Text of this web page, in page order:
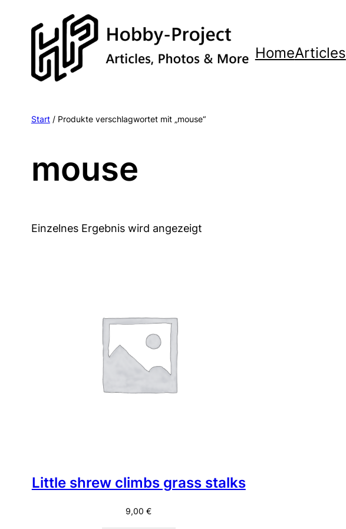
Inhalt
springen
HomeArticles
Start/ Produkte verschlagwortet mit „mouse“
mouse
Einzelnes Ergebnis wird angezeigt
Little shrew climbs grass stalks
9,00€